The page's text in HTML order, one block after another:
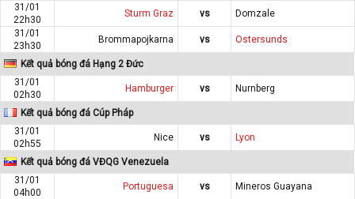
31/01
22h30
Sturm Graz vs
Domzale
31/01
23h30
Brommapojkarna vs Ostersunds
Kết quả bóng đá Hạng 2 Đức
31/01
02h30
Hamburger vs Nurnberg
Kết quả bóng đá Cúp Pháp
31/01
02h55
Nice vs Lyon
Kết quả bóng đá VĐQG Venezuela
31/01
04h00
Portuguesa vs
Mineros Guayana